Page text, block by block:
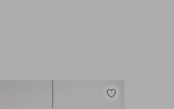
Tilføj